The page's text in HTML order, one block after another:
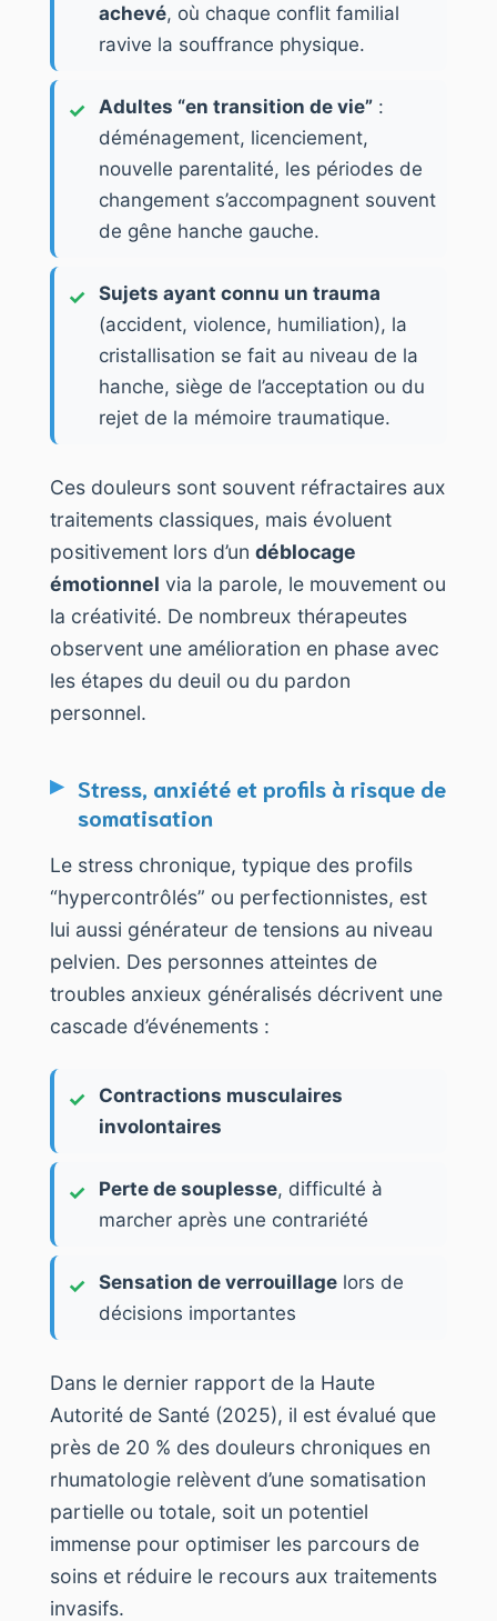
achevé, où chaque conflit familial
ravive la souffrance physique.
Adultes “en transition de vie” :
déménagement, licenciement,
nouvelle parentalité, les périodes de
changement s’accompagnent souvent
de gêne hanche gauche.
Sujets ayant connu un trauma
(accident, violence, humiliation), la
cristallisation se fait au niveau de la
hanche, siège de l’acceptation ou du
rejet de la mémoire traumatique.
Ces douleurs sont souvent réfractaires aux
traitements classiques, mais évoluent
positivement lors d’un déblocage
émotionnel via la parole, le mouvement ou
la créativité. De nombreux thérapeutes
observent une amélioration en phase avec
les étapes du deuil ou du pardon
personnel.
Stress, anxiété et profils à risque de
somatisation
Le stress chronique, typique des profils
“hypercontrôlés” ou perfectionnistes, est
lui aussi générateur de tensions au niveau
pelvien. Des personnes atteintes de
troubles anxieux généralisés décrivent une
cascade d’événements :
Contractions musculaires
involontaires
Perte de souplesse, difficulté à
marcher après une contrariété
Sensation de verrouillage lors de
décisions importantes
Dans le dernier rapport de la Haute
Autorité de Santé (2025), il est évalué que
près de 20 % des douleurs chroniques en
rhumatologie relèvent d’une somatisation
partielle ou totale, soit un potentiel
immense pour optimiser les parcours de
soins et réduire le recours aux traitements
invasifs.